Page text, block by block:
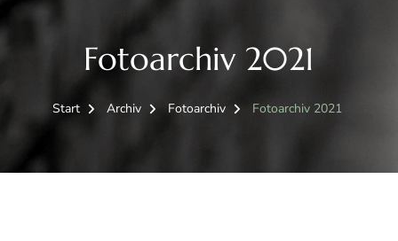
Fotoarchiv 2021
Start Archiv Fotoarchiv Fotoarchiv 2021